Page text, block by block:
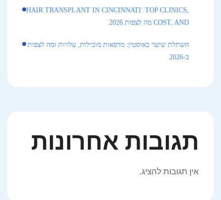
HAIR TRANSPLANT IN CINCINNATI: TOP CLINICS,
COST, AND מה לצפות 2026
השתלת שיער באוסטין: מרפאות מובילות, עלויות ומה לצפות
ב-2026
תגובות אחרונות
אין תגובות להציג.